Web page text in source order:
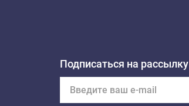
Подписаться на рассылку